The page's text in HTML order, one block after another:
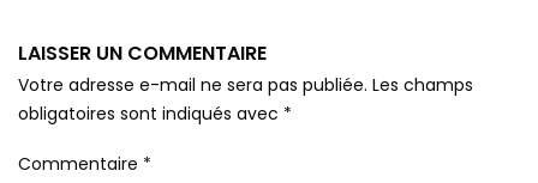
LAISSER UN COMMENTAIRE
Votre adresse e-mail ne sera pas publiée. Les champs
obligatoires sont indiqués avec *
Commentaire *